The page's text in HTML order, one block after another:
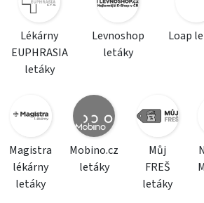
Lékárny
EUPHRASIA
letáky
Levnoshop
letáky
Loap
Magistra
lékárny
letáky
Mobino.cz
letáky
Můj
FREŠ
letáky